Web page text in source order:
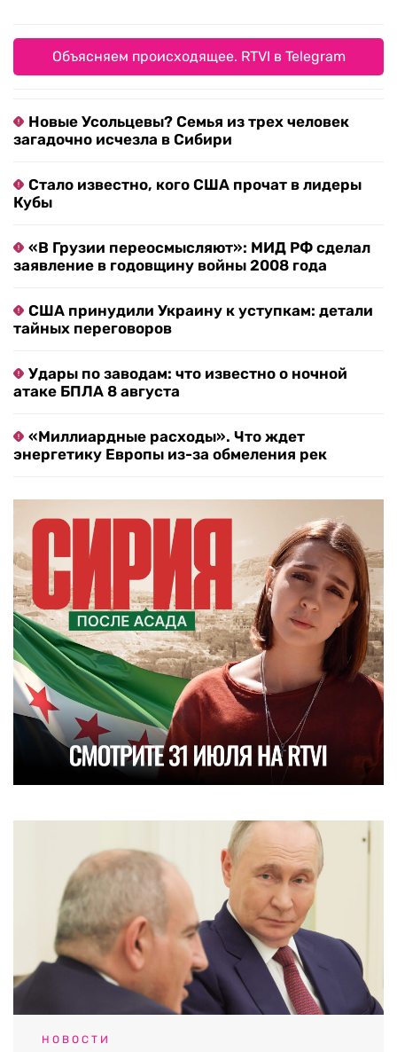
Объясняем происходящее. RTVI в Telegram
Новые Усольцевы? Семья из трех человек
загадочно исчезла в Сибири
Стало известно, кого США прочат в лидеры
Кубы
«В Грузии переосмысляют»: МИД РФ сделал
заявление в годовщину войны 2008 года
США принудили Украину к уступкам: детали
тайных переговоров
Удары по заводам: что известно о ночной
атаке БПЛА 8 августа
«Миллиардные расходы». Что ждет
энергетику Европы из-за обмеления рек
НОВОСТИ